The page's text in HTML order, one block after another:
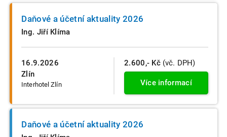
16.9.2026
Zlín
Interhotel Zlín
Daňové a účetní aktuality 2026
Ing. Jiří Klíma
2.600,- Kč (vč. DPH)
Více informací
Daňové a účetní aktuality 2026